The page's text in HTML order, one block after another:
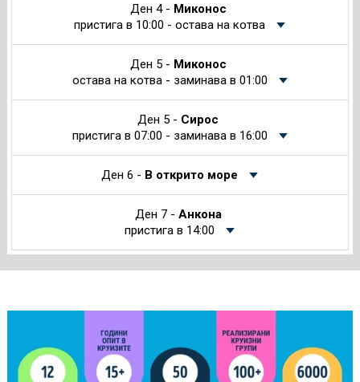
Ден 4 - Миконос
пристига в 10:00 - остава на котва
Ден 5 - Миконос
остава на котва - заминава в 01:00
Ден 5 - Сирос
пристига в 07:00 - заминава в 16:00
Ден 6 - В открито море
Ден 7 - Анкона
пристига в 14:00